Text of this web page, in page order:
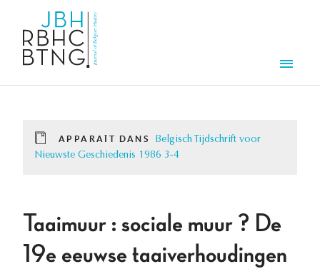
APPARAÎT DANS
Belgisch Tijdschrift voor
Nieuwste Geschiedenis 1986 3-4
Taaimuur : sociale muur ? De
19e eeuwse taaiverhoudingen